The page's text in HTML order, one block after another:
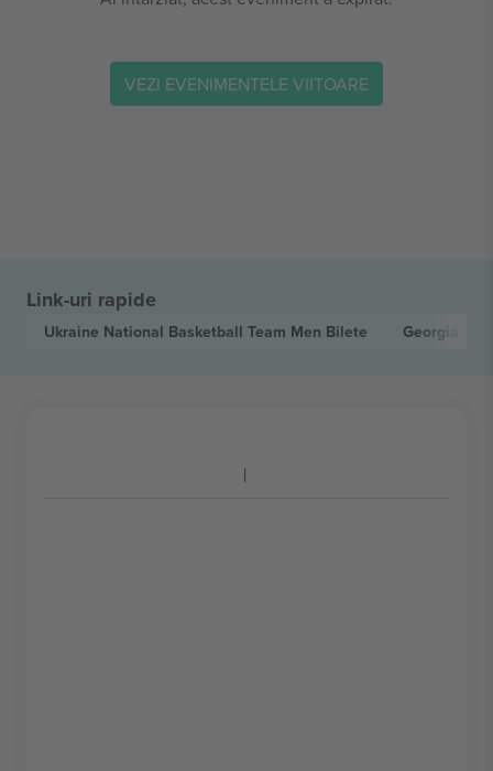
VEZI EVENIMENTELE VIITOARE
Link-uri rapide
Ukraine National Basketball Team Men Bilete Georgia